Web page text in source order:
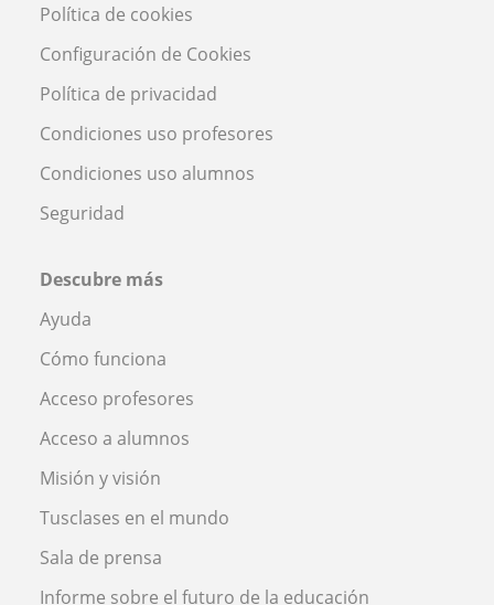
Política de cookies
Configuración de Cookies
Política de privacidad
Condiciones uso profesores
Condiciones uso alumnos
Seguridad
Descubre más
Ayuda
Cómo funciona
Acceso profesores
Acceso a alumnos
Misión y visión
Tusclases en el mundo
Sala de prensa
Informe sobre el futuro de la educación